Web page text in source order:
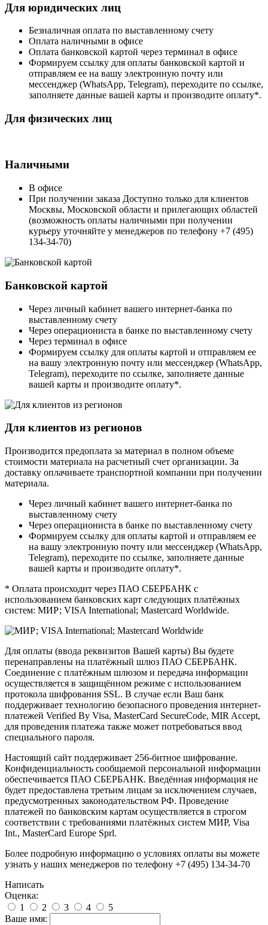
Для юридических лиц
Безналичная оплата по выставленному счету
Оплата наличными в офисе
Оплата банковской картой через терминал в офисе
Формируем ссылку для оплаты банковской картой и
отправляем ее на вашу электронную почту или
мессенджер (WhatsApp, Telegram), переходите по ссылке,
заполняете данные вашей карты и производите оплату*.
Для физических лиц
Наличными
В офисе
При получении заказа Доступно только для клиентов
Москвы, Московской области и прилегающих областей
(возможность оплаты наличными при получении
курьеру уточняйте у менеджеров по телефону +7 (495)
134-34-70)
Банковской картой
Через личный кабинет вашего интернет-банка по
выставленному счету
Через операциониста в банке по выставленному счету
Через терминал в офисе
Формируем ссылку для оплаты картой и отправляем ее
на вашу электронную почту или мессенджер (WhatsApp,
Telegram), переходите по ссылке, заполняете данные
вашей карты и производите оплату*.
Для клиентов из регионов
Производится предоплата за материал в полном объеме
стоимости материала на расчетный счет организации. За
доставку оплачиваете транспортной компании при получении
материала.
Через личный кабинет вашего интернет-банка по
выставленному счету
Через операциониста в банке по выставленному счету
Формируем ссылку для оплаты картой и отправляем ее
на вашу электронную почту или мессенджер (WhatsApp,
Telegram), переходите по ссылке, заполняете данные
вашей карты и производите оплату*.
* Оплата происходит через ПАО СБЕРБАНК с
использованием банковских карт следующих платёжных
систем: МИР; VISA International; Mastercard Worldwide.
Для оплаты (ввода реквизитов Вашей карты) Вы будете
перенаправлены на платёжный шлюз ПАО СБЕРБАНК.
Соединение с платёжным шлюзом и передача информации
осуществляется в защищённом режиме с использованием
протокола шифрования SSL. В случае если Ваш банк
поддерживает технологию безопасного проведения интернет-
платежей Verified By Visa, MasterCard SecureCode, MIR Accept,
для проведения платежа также может потребоваться ввод
специального пароля.
Настоящий сайт поддерживает 256-битное шифрование.
Конфиденциальность сообщаемой персональной информации
обеспечивается ПАО СБЕРБАНК. Введённая информация не
будет предоставлена третьим лицам за исключением случаев,
предусмотренных законодательством РФ. Проведение
платежей по банковским картам осуществляется в строгом
соответствии с требованиями платёжных систем МИР, Visa
Int., MasterCard Europe Sprl.
Более подробную информацию о условиях оплаты вы можете
узнать у наших менеджеров по телефону +7 (495) 134-34-70
Написать
Оценка:
1
2 3 4
5
Ваше имя: